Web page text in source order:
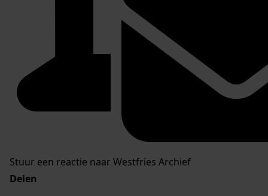
Stuur een reactie naar Westfries Archief
Delen